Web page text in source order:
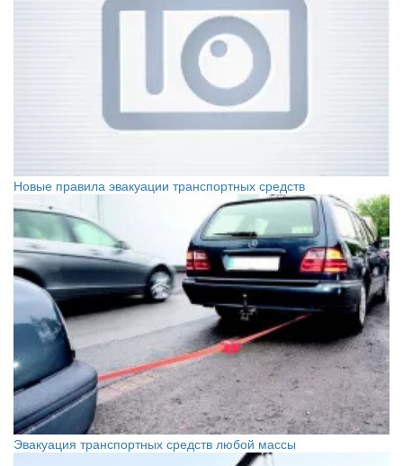
Новые правила эвакуации транспортных средств
Эвакуация транспортных средств любой массы